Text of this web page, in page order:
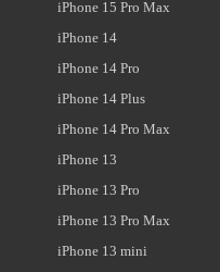
iPhone 15 Pro Max
iPhone 14
iPhone 14 Pro
iPhone 14 Plus
iPhone 14 Pro Max
iPhone 13
iPhone 13 Pro
iPhone 13 Pro Max
iPhone 13 mini